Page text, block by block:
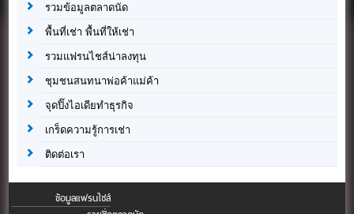
รวมข้อมูลตลาดนัด
พื้นที่เช่า พื้นที่ให้เช่า
รวมแฟรนไชส์น่าลงทุน
ชุมชนสนทนาพ่อค้าแม่ค้า
จุดปิ๊งไอเดียทำธุรกิจ
เกร็ดความรู้การเช่า
ติดต่อเรา
ข้อมูลแฟรนไชส์